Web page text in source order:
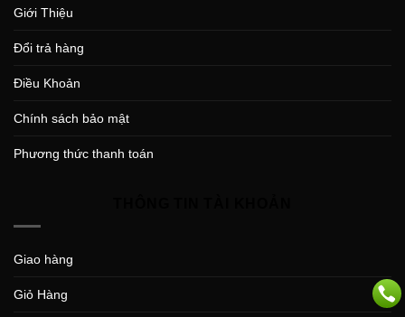
Giới Thiệu
Đổi trả hàng
Điều Khoản
Chính sách bảo mật
Phương thức thanh toán
Giao hàng
Giỏ Hàng